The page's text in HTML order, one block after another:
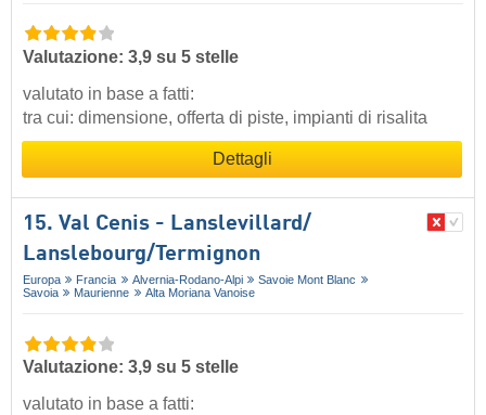
Valutazione: 3,9 su 5 stelle
valutato in base a fatti:
tra cui: dimensione, offerta di piste, impianti di risalita
Dettagli
15. Val Cenis - Lanslevillard/​
Lanslebourg/​Termignon
Europa Francia Alvernia-Rodano-Alpi
Savoie Mont Blanc
Savoia
Maurienne Alta Moriana Vanoise
Valutazione: 3,9 su 5 stelle
valutato in base a fatti: